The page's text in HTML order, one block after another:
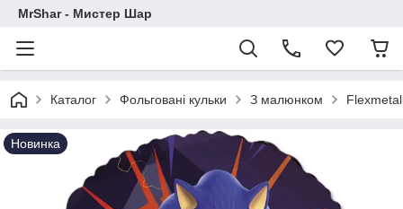
MrShar - Мистер Шар
Каталог Фольговані кульки З малюнком
Новинка